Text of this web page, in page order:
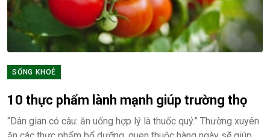
SỐNG KHOẺ
10 thực phẩm lành mạnh giúp trường thọ
“Dân gian có câu: ăn uống hợp lý là thuốc quý.” Thường xuyên